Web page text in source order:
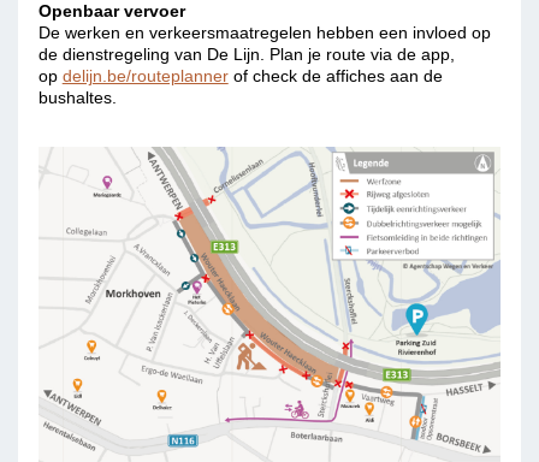
Openbaar vervoer
De werken en verkeersmaatregelen hebben een invloed op
de dienstregeling van De Lijn. Plan je route via de app,
op delijn.be/routeplannerof check de affiches aan de
bushaltes.